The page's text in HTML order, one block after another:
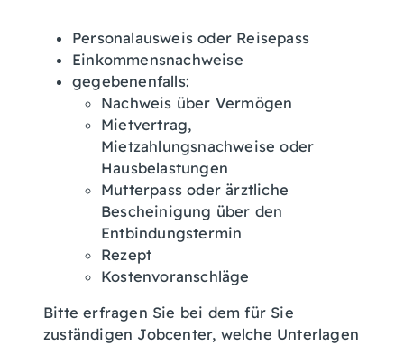
Personalausweis oder Reisepass
Einkommensnachweise
gegebenenfalls:
Nachweis über Vermögen
Mietvertrag,
Mietzahlungsnachweise oder
Hausbelastungen
Mutterpass oder ärztliche
Bescheinigung über den
Entbindungstermin
Rezept
Kostenvoranschläge
Bitte erfragen Sie bei dem für Sie
zuständigen Jobcenter, welche Unterlagen